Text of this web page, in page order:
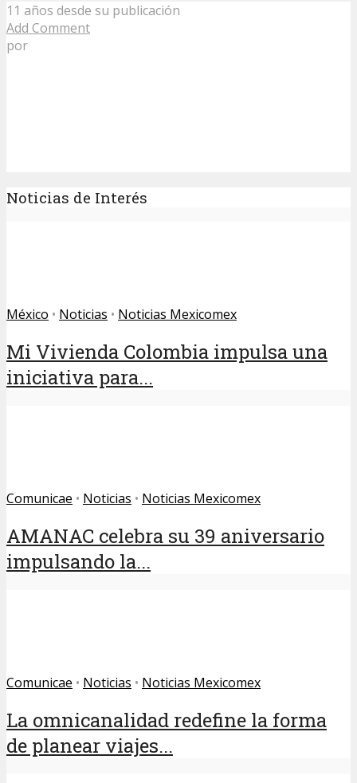
11 años desde su publicación
Add Comment
por
Noticias de Interés
México • Noticias • Noticias Mexicomex
Mi Vivienda Colombia impulsa una
iniciativa para...
Comunicae • Noticias • Noticias Mexicomex
AMANAC celebra su 39 aniversario
impulsando la...
Comunicae • Noticias • Noticias Mexicomex
La omnicanalidad redefine la forma
de planear viajes...